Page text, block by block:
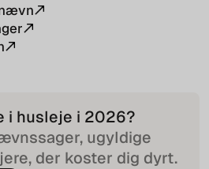
i husleje i 2026?
ugyldige
der koster dig dyrt.